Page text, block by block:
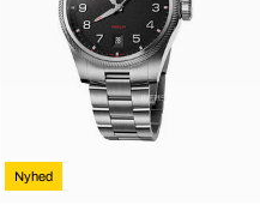
Nyhed